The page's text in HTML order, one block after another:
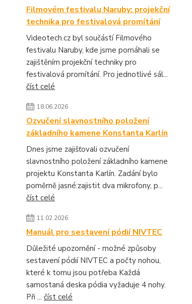
Filmovém festivalu Naruby: projekční
technika pro festivalová promítání
Videotech.cz byl součástí Filmového
festivalu Naruby, kde jsme pomáhali se
zajištěním projekční techniky pro
festivalová promítání. Pro jednotlivé sál...
číst celé
18.06.2026
Ozvučení slavnostního položení
základního kamene Konstanta Karlín
Dnes jsme zajišťovali ozvučení
slavnostního položení základního kamene
projektu Konstanta Karlín. Zadání bylo
poměrně jasné:zajistit dva mikrofony, p...
číst celé
11.02.2026
Manuál pro sestavení pódií NIVTEC
Důležité upozornění - možné způsoby
sestavení pódií NIVTEC a počty nohou,
které k tomu jsou potřeba Každá
samostaná deska pódia vyžaduje 4 nohy.
Při ... číst celé